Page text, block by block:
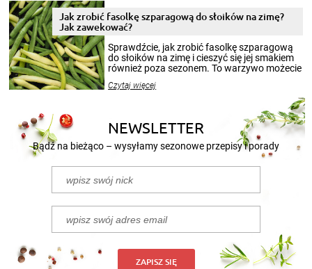
pełni poczuć atmosferę cieplejszych
miesięcy. Przygotowanie słoików ze
patenty, które pozwolą zachować świeżość
przetworów.
Jak zrobić fasolkę szparagową do słoików na zimę?
Jak zawekować?
Sprawdźcie, jak zrobić fasolkę szparagową
do słoików na zimę i cieszyć się jej smakiem
również poza sezonem. To warzywo możecie
nasze propozycje!
Czytaj więcej
NEWSLETTER
Bądź na bieżąco – wysyłamy sezonowe przepisy i porady
ZAPISZ SIĘ